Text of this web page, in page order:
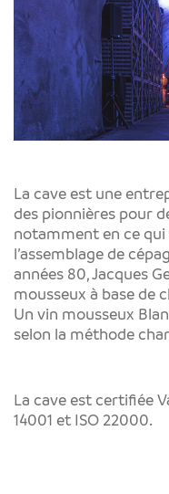
La cave est une
des pionnières pour
notamment en ce
l’assemblage de
années 80, Jacques
mousseux à base de
Un vin mousseux
selon la méthode
La cave est certifiée
14001 et ISO 22000.